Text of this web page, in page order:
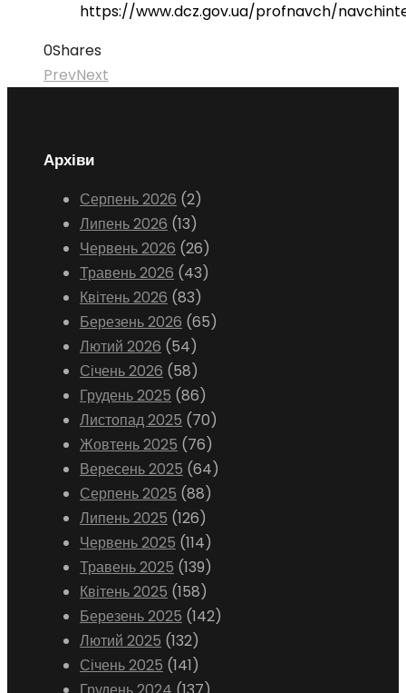
https://www.dcz.gov.ua/profnavch/
0Shares
PrevNext
Архіви
Серпень 2026 (2)
Липень 2026 (13)
Червень 2026 (26)
Травень 2026 (43)
Квітень 2026 (83)
Березень 2026 (65)
Лютий 2026 (54)
Січень 2026 (58)
Грудень 2025 (86)
Листопад 2025 (70)
Жовтень 2025 (76)
Вересень 2025 (64)
Серпень 2025 (88)
Липень 2025 (126)
Червень 2025 (114)
Травень 2025 (139)
Квітень 2025 (158)
Березень 2025 (142)
Лютий 2025 (132)
Січень 2025 (141)